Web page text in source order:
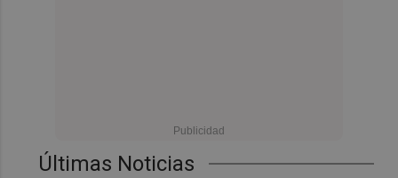
Últimas Noticias